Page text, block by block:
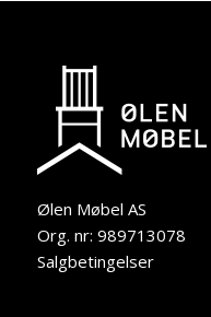
Ølen Møbel AS
Org. nr: 989713078
Salgbetingelser